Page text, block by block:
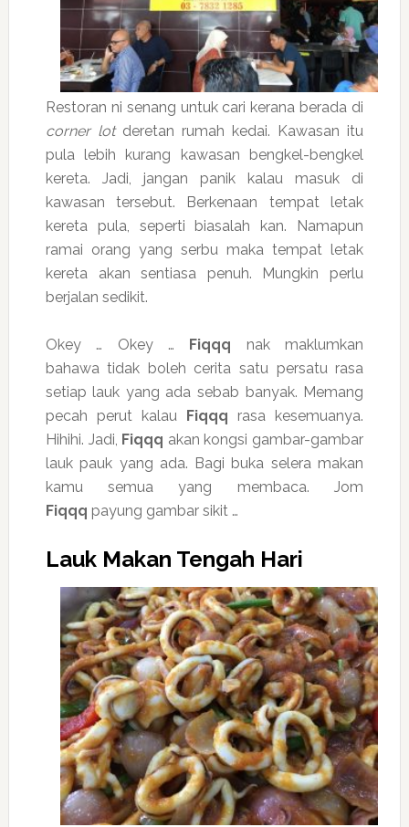
Restoran ni senang untuk cari kerana berada di
corner lotderetan rumah kedai. Kawasan itu
pula lebih kurang kawasan bengkel-bengkel
kereta. Jadi, jangan panik kalau masuk di
kawasan tersebut. Berkenaan tempat letak
kereta pula, seperti biasalah kan. Namapun
ramai orang yang serbu maka tempat letak
kereta akan sentiasa penuh. Mungkin perlu
berjalan sedikit.
Okey … Okey … Fiqqq nak maklumkan
bahawa tidak boleh cerita satu persatu rasa
setiap lauk yang ada sebab banyak. Memang
pecah perut kalau Fiqqq rasa kesemuanya.
Hihihi. Jadi, Fiqqq akan kongsi gambar-gambar
lauk pauk yang ada. Bagi buka selera makan
kamu semua yang membaca. Jom
Fiqqq payung gambar sikit …
Lauk Makan Tengah Hari